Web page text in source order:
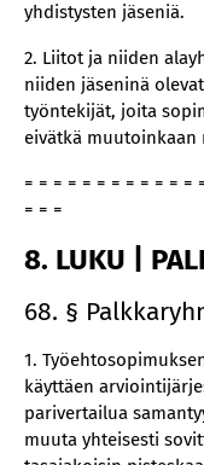
yhdistysten jäseniä.
2. Liitot ja niiden
niiden jäseninä
työntekijät, joita
eivätkä muutoinkaan
= = = = = = = = = = = =
= = =
8. LUKU |
68. §
1.
käyttäen
parivertailua
muuta yhteisesti